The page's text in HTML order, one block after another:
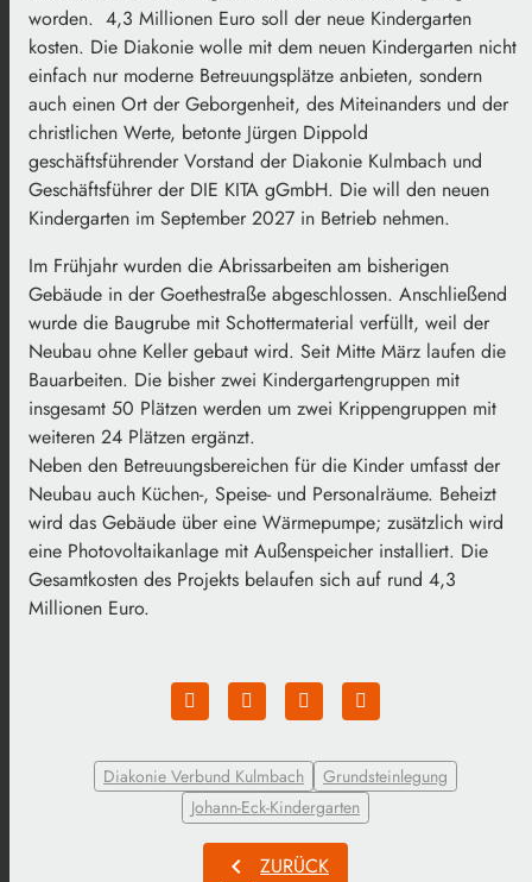
worden. 4,3 Millionen Euro soll der neue Kindergarten
kosten. Die Diakonie wolle mit dem neuen Kindergarten nicht
einfach nur moderne Betreuungsplätze anbieten, sondern
auch einen Ort der Geborgenheit, des Miteinanders und der
christlichen Werte, betonte Jürgen Dippold
geschäftsführender Vorstand der Diakonie Kulmbach und
Geschäftsführer der DIE KITA gGmbH. Die will den neuen
Kindergarten im September 2027 in Betrieb nehmen.
Im Frühjahr wurden die Abrissarbeiten am bisherigen
Gebäude in der Goethestraße abgeschlossen. Anschließend
wurde die Baugrube mit Schottermaterial verfüllt, weil der
Neubau ohne Keller gebaut wird. Seit Mitte März laufen die
Bauarbeiten. Die bisher zwei Kindergartengruppen mit
insgesamt 50 Plätzen werden um zwei Krippengruppen mit
weiteren 24 Plätzen ergänzt.
Neben den Betreuungsbereichen für die Kinder umfasst der
Neubau auch Küchen-, Speise- und Personalräume. Beheizt
wird das Gebäude über eine Wärmepumpe; zusätzlich wird
eine Photovoltaikanlage mit Außenspeicher installiert. Die
Gesamtkosten des Projekts belaufen sich auf rund 4,3
Millionen Euro.
Diakonie Verbund Kulmbach
Grundsteinlegung
Johann-Eck-Kindergarten
chevron_left ZURÜCK